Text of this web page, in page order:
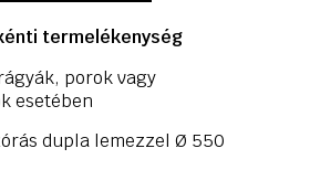
termelékenység
porok vagy
esetében
dupla lemezzel Ø 550